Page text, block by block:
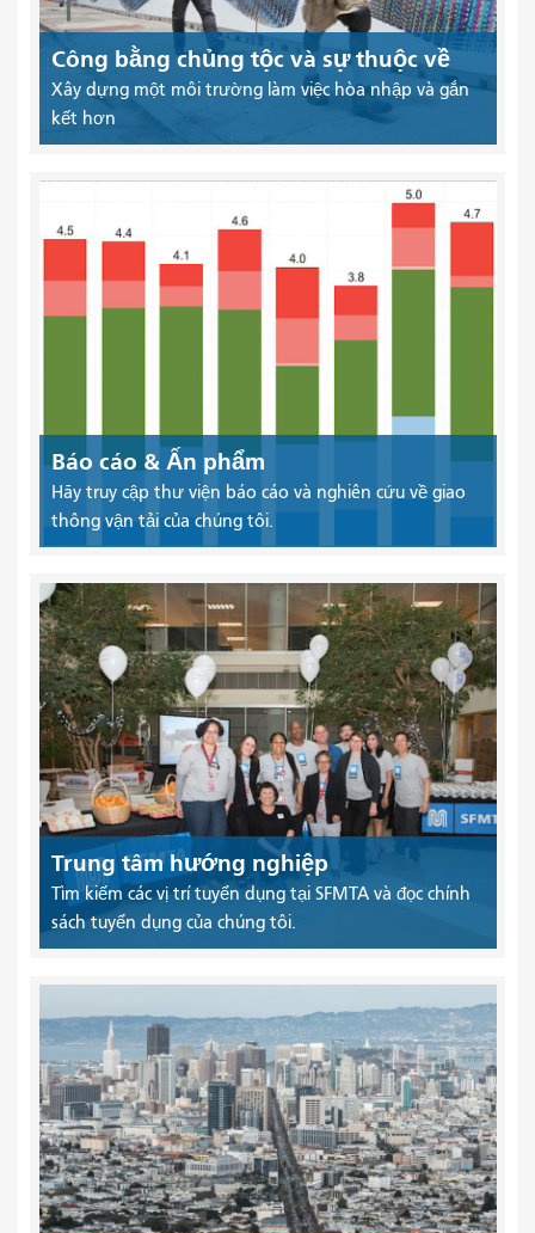
Công bằng chủng tộc và sự thuộc về
Xây dựng một môi trường làm việc hòa nhập và gắn
kết hơn
Báo cáo & Ấn phẩm
Hãy truy cập thư viện báo cáo và nghiên cứu về giao
thông vận tải của chúng tôi.
Trung tâm hướng nghiệp
Tìm kiếm các vị trí tuyển dụng tại SFMTA và đọc chính
sách tuyển dụng của chúng tôi.